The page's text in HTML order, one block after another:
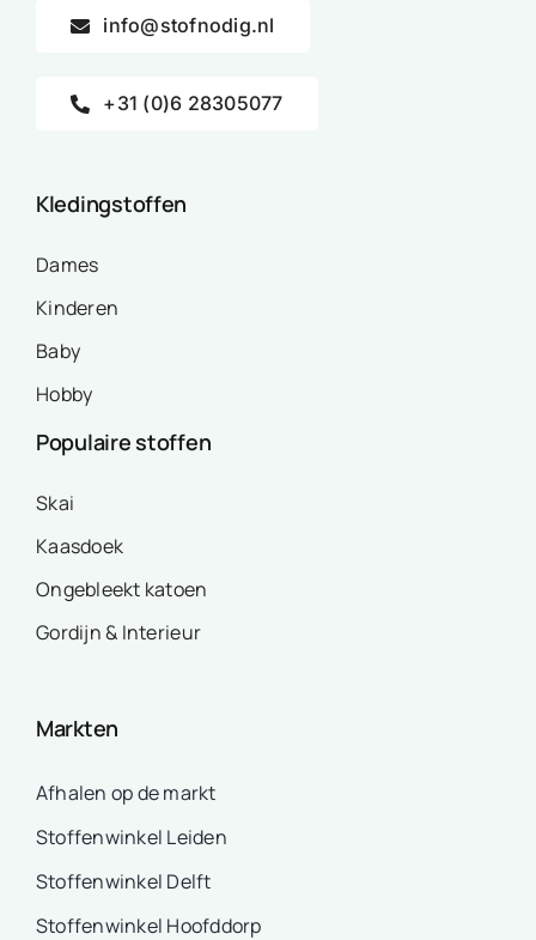
info@stofnodig.nl
+31 (0)6 28305077
Kledingstoffen
Dames
Kinderen
Baby
Hobby
Populaire stoffen
Skai
Kaasdoek
Ongebleekt katoen
Gordijn & Interieur
Markten
Afhalen op de markt
Stoffenwinkel Leiden
Stoffenwinkel Delft
Stoffenwinkel Hoofddorp